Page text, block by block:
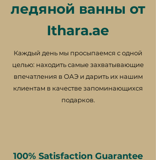
ледяной ванны от
Ithara.ae
Каждый день мы просыпаемся с одной
целью: находить самые захватывающие
впечатления в ОАЭ и дарить их нашим
клиентам в качестве запоминающихся
подарков.
100% Satisfaction Guarantee